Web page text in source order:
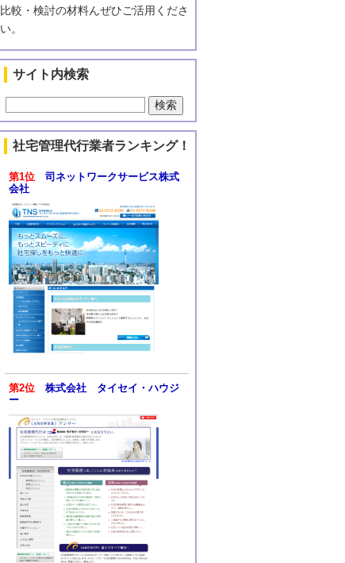
比較・検討の材料んぜひご活用くださ
い。
サイト内検索
社宅管理代行業者ランキング！
第1位
司ネットワークサービス株式
会社
第2位
株式会社 タイセイ・ハウジ
ー